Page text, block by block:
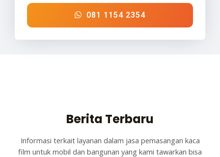
081 1154 2354
Berita Terbaru
Informasi terkait layanan dalam jasa pemasangan kaca
film untuk mobil dan bangunan yang kami tawarkan bisa